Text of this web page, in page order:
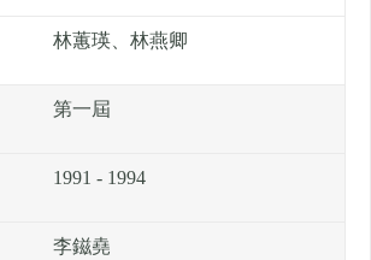
林蕙瑛、林燕卿
第一屆
1991 - 1994
李鎡堯